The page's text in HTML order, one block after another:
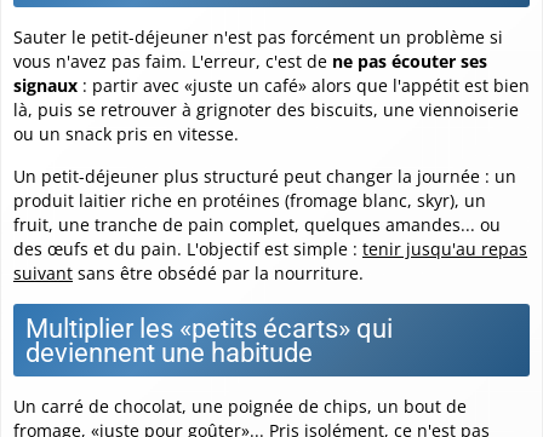
Sauter le petit-déjeuner n'est pas forcément un problème si
vous n'avez pas faim. L'erreur, c'est de ne pas écouter ses
signaux : partir avec «juste un café» alors que l'appétit est bien
là, puis se retrouver à grignoter des biscuits, une viennoiserie
ou un snack pris en vitesse.
Un petit-déjeuner plus structuré peut changer la journée : un
produit laitier riche en protéines (fromage blanc, skyr), un
fruit, une tranche de pain complet, quelques amandes... ou
des œufs et du pain. L'objectif est simple : tenir jusqu'au repas
suivant sans être obsédé par la nourriture.
Multiplier les «petits écarts» qui
deviennent une habitude
Un carré de chocolat, une poignée de chips, un bout de
fromage, «juste pour goûter»... Pris isolément, ce n'est pas